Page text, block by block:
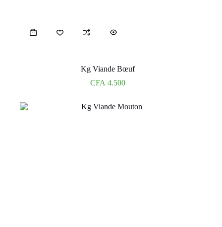
Kg Viande Bœuf
CFA 4.500